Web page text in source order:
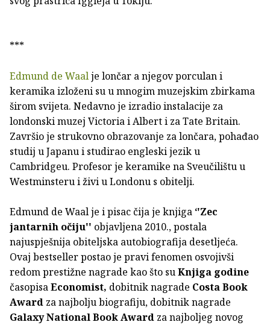
***
Edmund de Waalje lončar a njegov porculan i
keramika izloženi su u mnogim muzejskim zbirkama
širom svijeta. Nedavno je izradio instalacije za
londonski muzej Victoria i Albert i za Tate Britain.
Završio je strukovno obrazovanje za lončara, pohađao
studij u Japanu i studirao engleski jezik u
Cambridgeu. Profesor je keramike na Sveučilištu u
Westminsteru i živi u Londonu s obitelji.
Edmund de Waal je i pisac čija je knjiga ‘'Zec
jantarnih očiju'' objavljena 2010., postala
najuspješnija obiteljska autobiografija desetljeća.
Ovaj bestsellerpostao je pravi fenomen osvojivši
redom prestižne nagrade kao što suKnjiga godine
časopisaEconomist, dobitnik nagrade Costa Book
Award za najbolju biografiju, dobitnik nagrade
Galaxy National Book Award za najboljeg novog